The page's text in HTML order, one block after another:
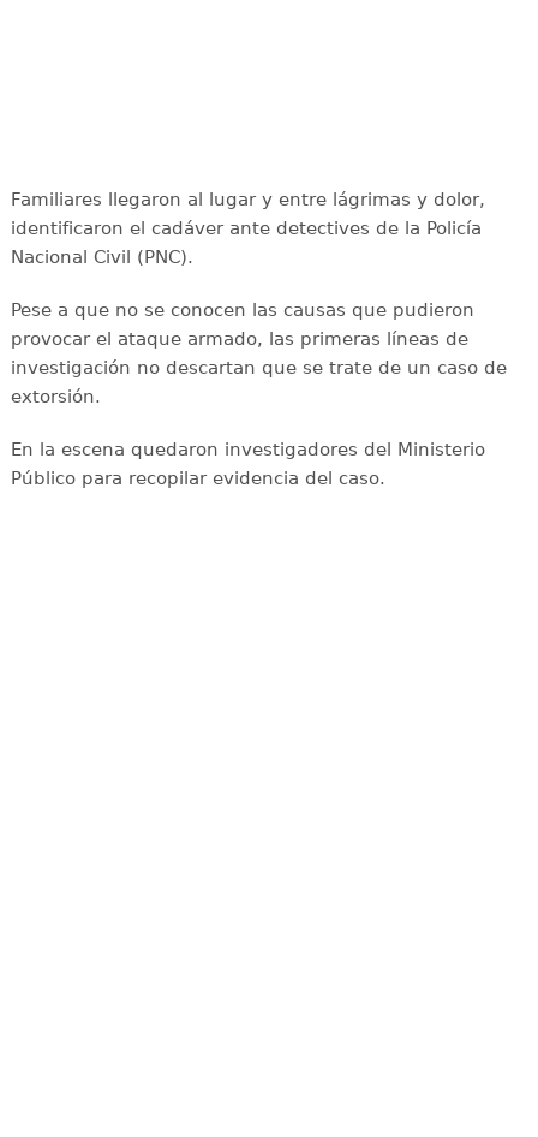
Familiares llegaron al lugar y entre lágrimas y dolor,
identificaron el cadáver ante detectives de la Policía
Nacional Civil (PNC).
Pese a que no se conocen las causas que pudieron
provocar el ataque armado, las primeras líneas de
investigación no descartan que se trate de un caso de
extorsión.
En la escena quedaron investigadores del Ministerio
Público para recopilar evidencia del caso.